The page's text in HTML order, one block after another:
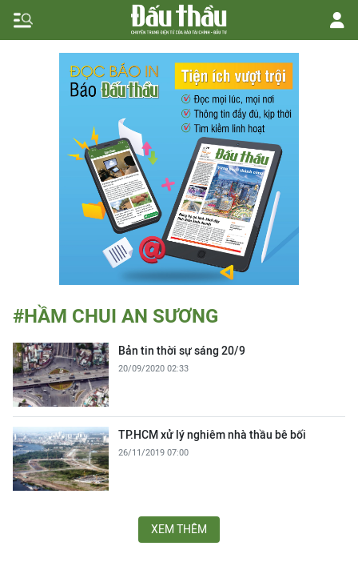
#HẦM CHUI AN SƯƠNG
Bản tin thời sự sáng 20/9
20/09/2020 02:33
TP.HCM xử lý nghiêm nhà thầu bê bối
26/11/2019 07:00
XEM THÊM